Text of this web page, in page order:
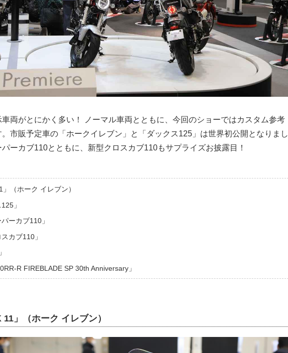
両がとにかく多い！ ノーマル車両とともに、今回のショーではカスタム参考
市販予定車の「ホークイレブン」と「ダックス125」は世界初公開となりまし
ーカブ110とともに、新型クロスカブ110もサプライズお披露目！
（ホーク イレブン）
」
ーカブ110」
カブ110」
R FIREBLADE SP 30th Anniversary」
」（ホーク イレブン）